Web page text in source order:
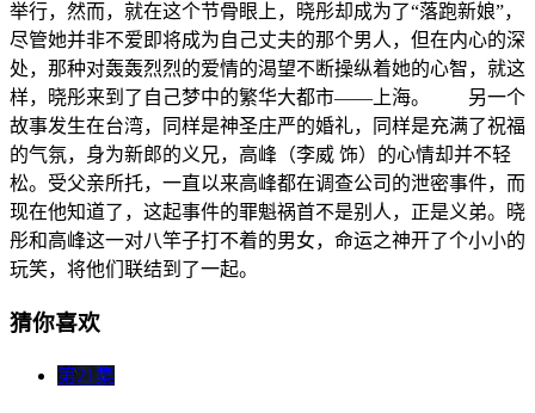
举行，然而，就在这个节骨眼上，晓彤却成为了“落跑新娘”，
尽管她并非不爱即将成为自己丈夫的那个男人，但在内心的深
处，那种对轰轰烈烈的爱情的渴望不断操纵着她的心智，就这
样，晓彤来到了自己梦中的繁华大都市——上海。 另一个
故事发生在台湾，同样是神圣庄严的婚礼，同样是充满了祝福
的气氛，身为新郎的义兄，高峰（李威 饰）的心情却并不轻
松。受父亲所托，一直以来高峰都在调查公司的泄密事件，而
现在他知道了，这起事件的罪魁祸首不是别人，正是义弟。晓
彤和高峰这一对八竿子打不着的男女，命运之神开了个小小的
玩笑，将他们联结到了一起。
猜你喜欢
第21集